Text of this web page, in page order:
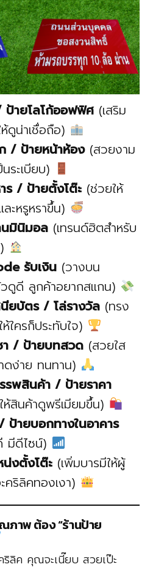
ายโลโก้ออฟฟิศ(เสริม
น่าเชื่อถือ)
/ ป้ายหน้าห้อง(สวยงาม
ระเบียบ)
ร / ป้ายตั้งโต๊ะ (ช่วยให้
ะหรูหราขึ้น)
นมินิมอล (เทรนด์ฮิตสำหรับ
รับเงิน (วางบน
วดูดี ลูกค้าอยากสแกน)
ยบัตร / โล่รางวัล (ทรง
ครก็ประทับใจ)
า / ป้ายบทสวด (สวยใส
ดง่าย ทนทาน)
รพสินค้า / ป้ายราคา
ห้สินค้าดูพรีเมียมขึ้น)
ป้ายบอกทางในอาคาร
มีดีไซน์)
งตั้งโต๊ะ (เพิ่มบารมีให้ผู้
คริลิคทองเงา)
ภาพ ต้อง “ร้านป้าย
ลิค คุณจะเนี๊ยบ สวยเป๊ะ